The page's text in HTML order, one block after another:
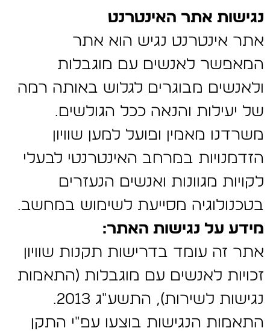
נגישות אתר האינטרנט
אתר אינטרנט נגיש הוא אתר
המאפשר לאנשים עם מוגבלות
ולאנשים מבוגרים לגלוש באותה רמה
של יעילות והנאה ככל הגולשים.
משרדנו מאמין ופועל למען שוויון
הזדמנויות במרחב האינטרנטי לבעלי
לקויות מגוונות ואנשים הנעזרים
בטכנולוגיה מסייעת לשימוש במחשב.
מידע על נגישות האתר:
אתר זה עומד בדרישות תקנות שוויון
זכויות לאנשים עם מוגבלות (התאמות
נגישות לשירות), התשע"ג 2013.
התאמות הנגישות בוצעו עפ"י התקן